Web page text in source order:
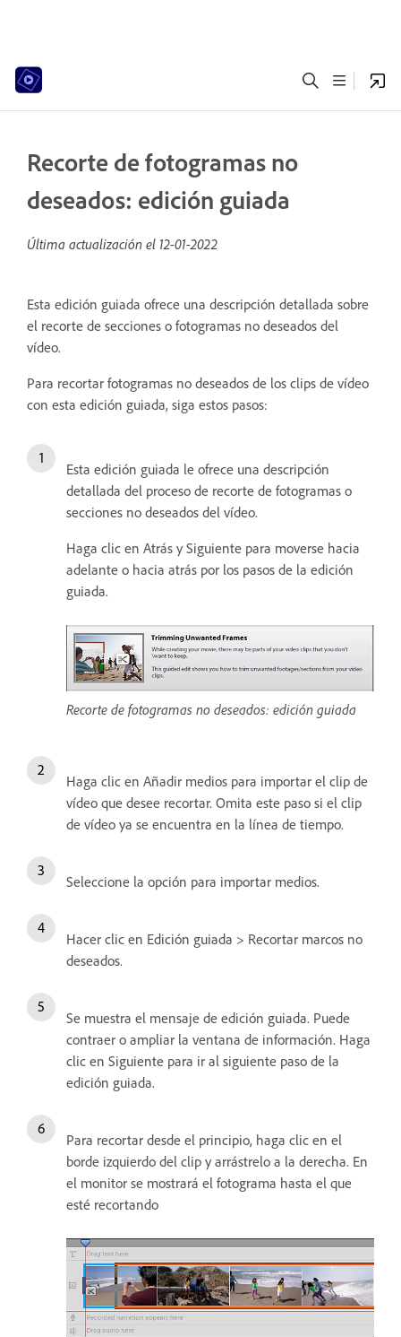
Recorte de fotogramas no
deseados: edición guiada
Última actualización el 12-01-2022
Esta edición guiada ofrece una descripción detallada sobre
el recorte de secciones o fotogramas no deseados del
vídeo.
Para recortar fotogramas no deseados de los clips de vídeo
con esta edición guiada, siga estos pasos:
Esta edición guiada le ofrece una descripción
detallada del proceso de recorte de fotogramas o
secciones no deseados del vídeo.
Haga clic en Atrás y Siguiente para moverse hacia
adelante o hacia atrás por los pasos de la edición
guiada.
Recorte de fotogramas no deseados: edición guiada
Haga clic en Añadir medios para importar el clip de
vídeo que desee recortar. Omita este paso si el clip
de vídeo ya se encuentra en la línea de tiempo.
Seleccione la opción para importar medios.
Hacer clic en Edición guiada > Recortar marcos no
deseados.
Se muestra el mensaje de edición guiada. Puede
contraer o ampliar la ventana de información. Haga
clic en Siguiente para ir al siguiente paso de la
edición guiada.
Para recortar desde el principio, haga clic en el
borde izquierdo del clip y arrástrelo a la derecha. En
el monitor se mostrará el fotograma hasta el que
esté recortando